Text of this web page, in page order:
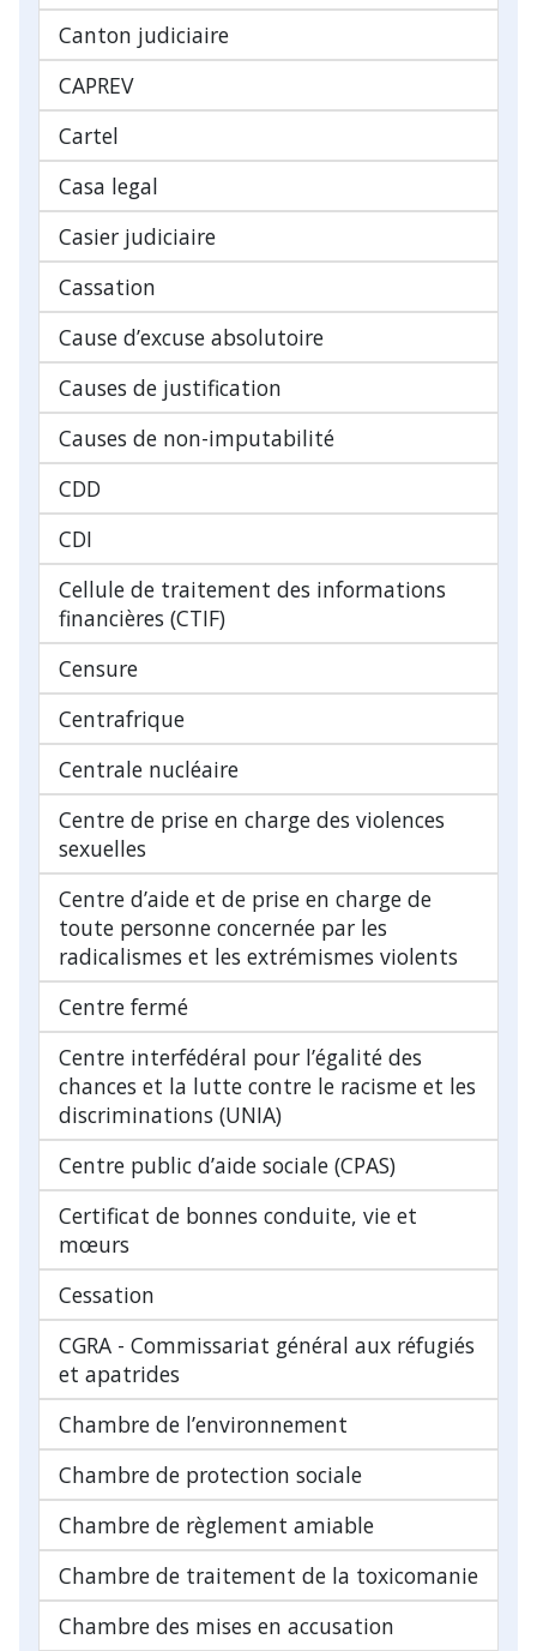
Canton judiciaire
CAPREV
Cartel
Casa legal
Casier judiciaire
Cassation
Cause d’excuse absolutoire
Causes de justification
Causes de non-imputabilité
CDD
CDI
Cellule de traitement des informations
financières (CTIF)
Censure
Centrafrique
Centrale nucléaire
Centre de prise en charge des violences
sexuelles
Centre d’aide et de prise en charge de
toute personne concernée par les
radicalismes et les extrémismes violents
Centre fermé
Centre interfédéral pour l’égalité des
chances et la lutte contre le racisme et les
discriminations (UNIA)
Centre public d’aide sociale (CPAS)
Certificat de bonnes conduite, vie et
mœurs
Cessation
CGRA - Commissariat général aux réfugiés
et apatrides
Chambre de l’environnement
Chambre de protection sociale
Chambre de règlement amiable
Chambre de traitement de la toxicomanie
Chambre des mises en accusation